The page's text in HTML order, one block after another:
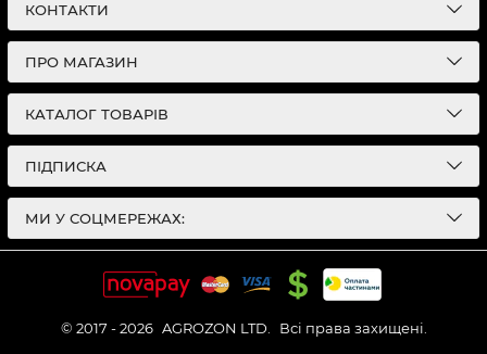
КОНТАКТИ
ПРО МАГАЗИН
КАТАЛОГ ТОВАРІВ
ПІДПИСКА
МИ У СОЦМЕРЕЖАХ:
© 2017 - 2026 AGROZON LTD. Всі права захищені.